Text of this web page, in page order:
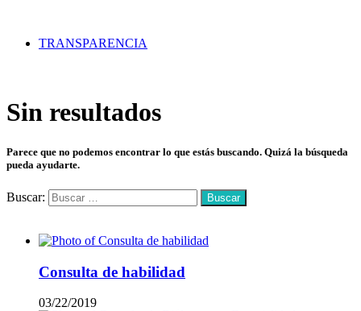
TRANSPARENCIA
Sin resultados
Parece que no podemos encontrar lo que estás buscando. Quizá la búsqueda
pueda ayudarte.
Buscar:
Consulta de habilidad
03/22/2019